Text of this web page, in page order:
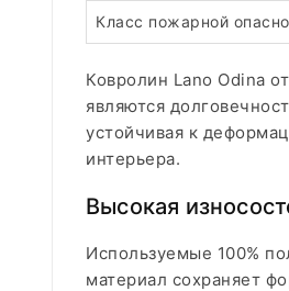
Класс пожарной
Ковролин Lano Odina
являются
устойчивая к
интерьера.
Высокая
Используемые 100%
материал сохраняет